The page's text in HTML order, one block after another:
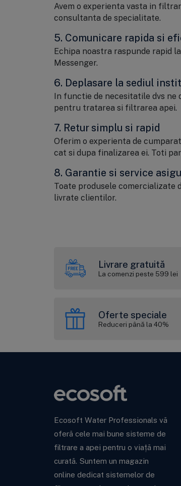
Avem o experienta vasta in
consultanta de specialitate.
5. Comunicare rapida si
Echipa noastra raspunde rapid
Messenger.
6. Deplasare la sediul
In functie de necesitatile dvs ne
pentru tratarea si filtrarea apei.
7. Retur simplu si rapid
Oferim o experienta de
cat si dupa finalizarea ei. Toti
8. Garantie si service
Toate produsele comercializate
livrate clientilor.
Livrare gratuită
La comenzi peste 599 lei
Oferte speciale
Reduceri până la 40%
Ecosoft Water Professionals vă
oferă cele mai bune sisteme de
filtrare a apei pentru o viață mai
curată. Suntem un magazin
online dedicat sistemelor de